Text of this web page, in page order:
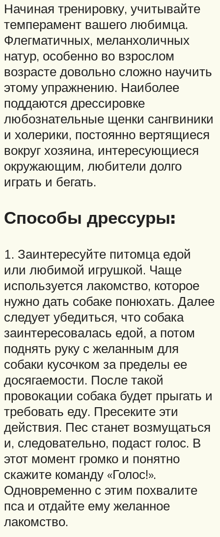
Начиная тренировку, учитывайте
темперамент вашего любимца.
Флегматичных, меланхоличных
натур, особенно во взрослом
возрасте довольно сложно научить
этому упражнению. Наиболее
поддаются дрессировке
любознательные щенки сангвиники
и холерики, постоянно вертящиеся
вокруг хозяина, интересующиеся
окружающим, любители долго
играть и бегать.
Способы дрессуры:
1. Заинтересуйте питомца едой
или любимой игрушкой. Чаще
используется лакомство, которое
нужно дать собаке понюхать. Далее
следует убедиться, что собака
заинтересовалась едой, а потом
поднять руку с желанным для
собаки кусочком за пределы ее
досягаемости. После такой
провокации собака будет прыгать и
требовать еду. Пресеките эти
действия. Пес станет возмущаться
и, следовательно, подаст голос. В
этот момент громко и понятно
скажите команду «Голос!».
Одновременно с этим похвалите
пса и отдайте ему желанное
лакомство.